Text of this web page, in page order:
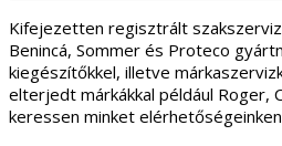
Kifejezetten regisztrált
Benincá, Sommer és Proteco
kiegészítőkkel, illetve
elterjedt márkákkal például Roger,
keressen minket